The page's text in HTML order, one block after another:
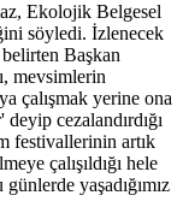
Ekolojik Belgesel
söyledi. İzlenecek
Başkan
mevsimlerin
çalışmak yerine ona
cezalandırdığı
festivallerinin artık
çalışıldığı hele
yaşadığımız